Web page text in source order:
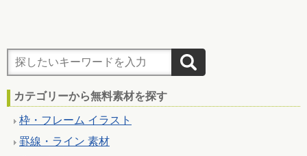
カテゴリーから無料素材を探す
枠・フレーム イラスト
罫線・ライン 素材